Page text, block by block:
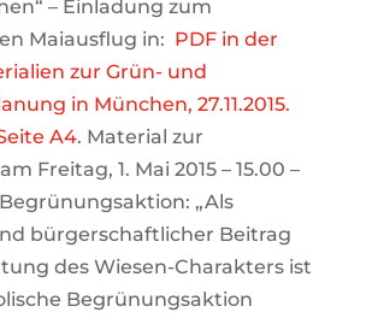
– Einladung zum
Maiausflug in: PDF in der
zur Grün- und
in München, 27.11.2015.
A4. Material zur
Freitag, 1. Mai 2015 – 15.00 –
„Als
bürgerschaftlicher Beitrag
des Wiesen-Charakters ist
Begrünungsaktion